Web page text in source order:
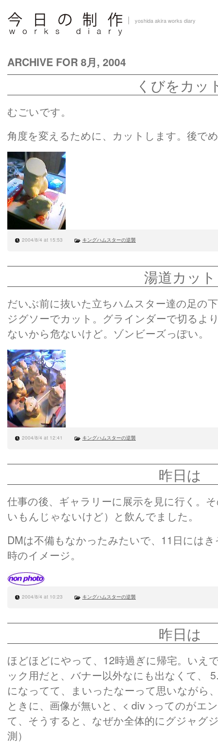
yoshida akira works diary
ARCHIVE FOR 8月, 2004
くびをカッ
むごいです。
角度を変えるために、カットします。後で
2004/8/4 at 15:53 キングハムスターの逆襲
湯道カット
だいぶ前に抜いた立ちハムスター達の足の
ジグソーでカット。グラインダーで切るよ
ないから危ないけど。ゾンビーズっぽい。
2004/8/4 at 12:41 キングハムスターの逆襲
昨日は
仕事の後、ギャラリーに展示を見に行く。
いもんじゃないけど）と飲んでました。
DMは不備もなかったみたいで、11日には
時のイメージ。
2004/8/4 at 10:23 キングハムスターの逆襲
昨日は
ほどほどにやって、12時過ぎに帰宅。いえ
ック用だと、バナー以外なにも出なくて、
になってて、まいったなーって思いながら
ときに、画像が無いと、< div >ってのがエ
て、そうすると、なぜか全体的にグジャグ
測）